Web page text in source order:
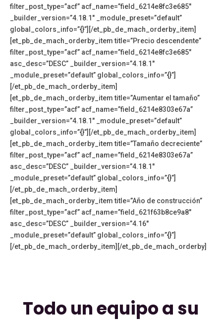
filter_post_type=”acf” acf_name=”field_6214e8fc3e685″
_builder_version=”4.18.1″ _module_preset=”default”
global_colors_info=”{}”][/et_pb_de_mach_orderby_item]
[et_pb_de_mach_orderby_item title=”Precio descendente”
filter_post_type=”acf” acf_name=”field_6214e8fc3e685″
asc_desc=”DESC” _builder_version=”4.18.1″
_module_preset=”default” global_colors_info=”{}”]
[/et_pb_de_mach_orderby_item]
[et_pb_de_mach_orderby_item title=”Aumentar el tamaño”
filter_post_type=”acf” acf_name=”field_6214e8303e67a”
_builder_version=”4.18.1″ _module_preset=”default”
global_colors_info=”{}”][/et_pb_de_mach_orderby_item]
[et_pb_de_mach_orderby_item title=”Tamaño decreciente”
filter_post_type=”acf” acf_name=”field_6214e8303e67a”
asc_desc=”DESC” _builder_version=”4.18.1″
_module_preset=”default” global_colors_info=”{}”]
[/et_pb_de_mach_orderby_item]
[et_pb_de_mach_orderby_item title=”Año de construcción”
filter_post_type=”acf” acf_name=”field_621f63b8ce9a8″
asc_desc=”DESC” _builder_version=”4.16″
_module_preset=”default” global_colors_info=”{}”]
[/et_pb_de_mach_orderby_item][/et_pb_de_mach_orderby]
Todo un equipo a su